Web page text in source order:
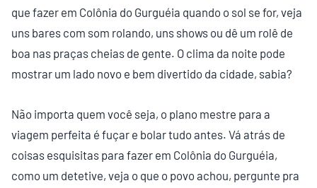
que fazer em Colônia do Gurguéia quando o sol se for, veja
uns bares com som rolando, uns shows ou dê um rolê de
boa nas praças cheias de gente. O clima da noite pode
mostrar um lado novo e bem divertido da cidade, sabia?
Não importa quem você seja, o plano mestre para a
viagem perfeita é fuçar e bolar tudo antes. Vá atrás de
coisas esquisitas para fazer em Colônia do Gurguéia,
como um detetive, veja o que o povo achou, pergunte pra